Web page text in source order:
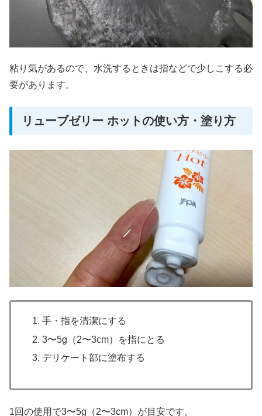
粘り気があるので、水洗するときは指などで少しこする必
要があります。
リューブゼリー ホットの使い方・塗り方
手・指を清潔にする
3〜5g（2〜3cm）を指にとる
デリケート部に塗布する
1回の使用で3〜5g（2〜3cm）が目安です。